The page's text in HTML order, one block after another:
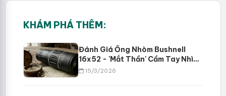
KHÁM PHÁ THÊM:
Đánh Giá Ống Nhòm Bushnell
16x52 - 'Mắt Thần' Cầm Tay Nhìn
Xa 8000m - Giá Rẻ Vô Đối
15/3/2026